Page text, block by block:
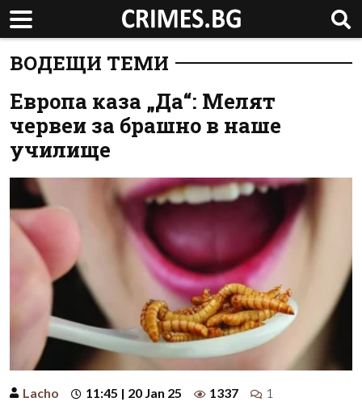
ВОДЕЩИ ТЕМИ
Европа каза „Да“: Мелят
червеи за брашно в наше
училище
Lacho 11:45 | 20 Jan 25 1337 1